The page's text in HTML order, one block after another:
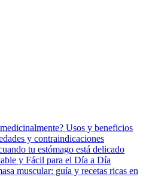
Usos y beneficios
y contraindicaciones
tu estómago está delicado
y Fácil para el Día a Día
muscular: guía y recetas ricas en